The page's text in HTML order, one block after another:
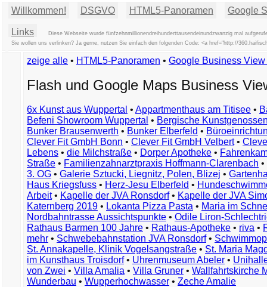
Willkommen! DSGVO HTML5-Panoramen Google
Links
Diese Webseite wurde fünfzehnmillionendreihunderttausendeinundzwanzig mal
Sie wollen uns verlinken? Ja gerne, nutzen Sie einfach den folgenden Code: <a href="http://
zeige alle • HTML5-Panoramen • Google Business
Flash und Google Maps Business
6x Kunst aus Wuppertal • Appartmenthaus am Titisee •
Befeni Showroom Wuppertal • Bergische
Bunker Brausenwerth • Bunker Elberfeld •
Clever Fit GmbH Bonn • Clever Fit GmbH Velbert•
Lebens • die Milchstraße • Dorper Apotheke •
Straße • Familienzahnarztpraxis Hoffmann-Clarenbach •
3. OG • Galerie Sztucki, Liegnitz, Polen, Blizej •
Haus Kriegsfuss • Herz-Jesu Elberfeld •
Arbeit• Kapelle der JVA Ronsdorf• Kapelle der JVA
Katernberg 2019 • Lokanta Pizza Pasta • Maria im
Nordbahntrasse Aussichtspunkte • Odile Liron-
Rathaus Barmen 100 Jahre • Rathaus-Apotheke • riva •
mehr • Schwebebahnstation JVA Ronsdorf•
St. Annakapelle, Klinik Vogelsangstraße • St. Maria
im Kunsthaus Troisdorf• Uhrenmuseum Abeler •
von Zwei • Villa Amalia • Villa Gruner • Wallfahrtskirche
Wunderbau • Wupperhochwasser • Zeche Amalie